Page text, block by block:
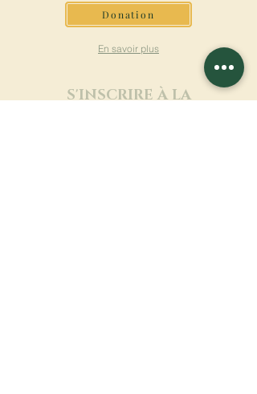
Donation
En savoir plus
S'INSCRIRE À LA